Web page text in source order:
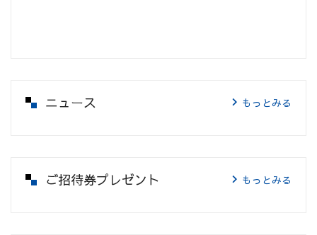
ニュース もっとみる
ご招待券プレゼント もっとみる